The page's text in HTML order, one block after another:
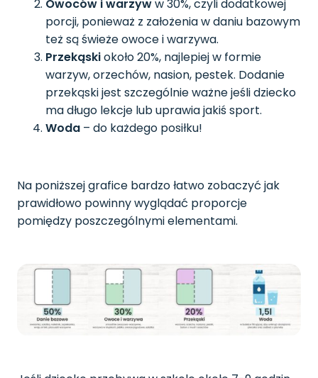
Owoców i warzyww 30%, czyli dodatkowej
porcji, ponieważ z założenia w daniu bazowym
też są świeże owoce i warzywa.
Przekąskiokoło 20%, najlepiej w formie
warzyw, orzechów, nasion, pestek. Dodanie
przekąski jest szczególnie ważne jeśli dziecko
ma długo lekcje lub uprawia jakiś sport.
Woda – do każdego posiłku!
Na poniższej grafice bardzo łatwo zobaczyć jak
prawidłowo powinny wyglądać proporcje
pomiędzy poszczególnymi elementami.